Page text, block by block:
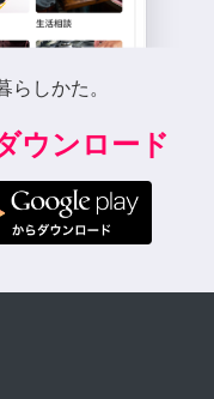
らしかた。
ウンロード